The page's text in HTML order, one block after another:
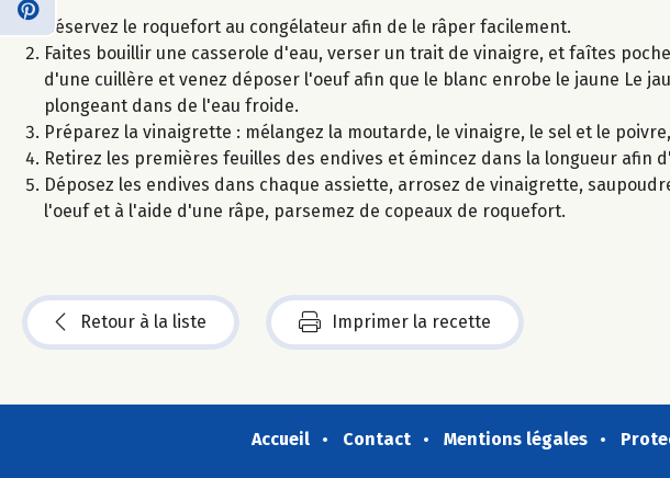
Réservez le roquefort au congélateur afin de le râper facilement.
Faites bouillir une casserole d'eau, verser un trait de vinaigre, et faîtes
d'une cuillère et venez déposer l'oeuf afin que le blanc enrobe le jaune Le
plongeant dans de l'eau froide.
Préparez la vinaigrette : mélangez la moutarde, le vinaigre, le sel et le
Retirez les premières feuilles des endives et émincez dans la longueur afin
Déposez les endives dans chaque assiette, arrosez de vinaigrette,
l'oeuf et à l'aide d'une râpe, parsemez de copeaux de roquefort.
Retour à la liste Imprimer la recette
Accueil Contact Mentions légales